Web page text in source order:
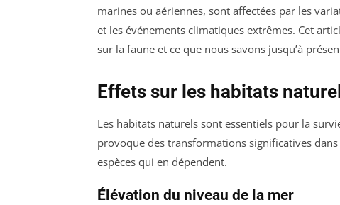
marines ou aériennes, sont affectées par les
et les événements climatiques extrêmes. Cet
sur la faune et ce que nous savons jusqu’à
Effets sur les habitats
Les habitats naturels sont essentiels pour la
provoque des transformations significatives
espèces qui en dépendent.
Élévation du niveau de la mer